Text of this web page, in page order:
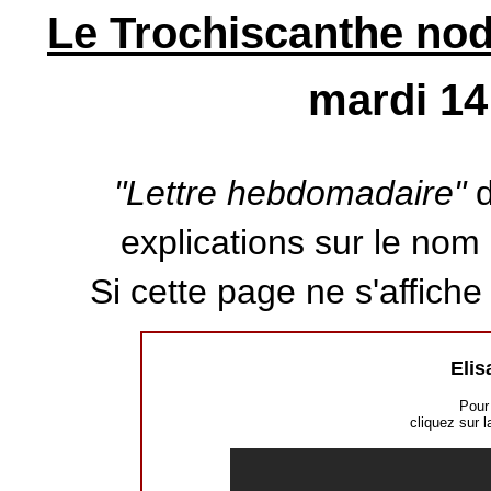
Le Trochiscanthe
mardi
"Lettre hebdomadaire"
explications sur le
Si cette page ne
cliquez sur